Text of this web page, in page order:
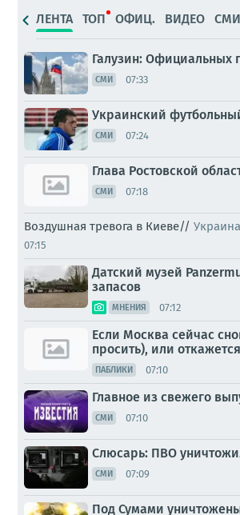
ЛЕНТА ТОП ОФИЦ. ВИДЕО СМИ
Галузин: Официальных
СМИ 07:33
Украинский
СМИ 07:24
Глава Ростовской
СМИ 07:18
Воздушная тревога в Киеве//
07:15
Датский музей
запасов
МНЕНИЯ 07:12
Если Москва сейчас
просить), или
ПАБЛИКИ 07:10
Главное из свежего
СМИ 07:10
Слюсарь: ПВО
СМИ 07:09
Под Сумами